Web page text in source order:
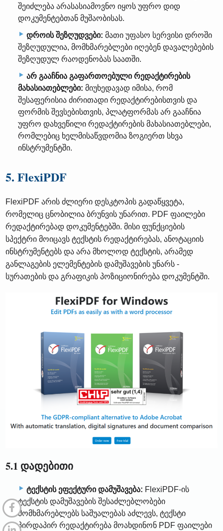
შეიძლება არასასიამოვნო იყოს უფრო დიდ
დოკუმენტებთან მუშაობისას.
დროის შეზღუდვები: მათი უფასო სერვისი დროში
შეზღუდულია, მომხმარებლები იღებენ დავალებების
შეზღუდულ რაოდენობას საათში.
არ გააჩნია გაფართოებული რედაქტირების
მახასიათებლები: მიუხედავად იმისა, რომ
შესაფერისია ძირითადი რედაქტირებისთვის და
ფორმის შევსებისთვის, პლატფორმას არ გააჩნია
უფრო დახვეწილი რედაქტირების მახასიათებლები,
რომლებიც ხელმისაწვდომია ზოგიერთ სხვა
ინსტრუმენტში.
5. FlexiPDF
FlexiPDF არის ძლიერი დესკტოპის გადაწყვეტა,
რომელიც ცნობილია ბრუნვის უნარით. PDF ფაილები
რედაქტირებად დოკუმენტებში. მისი ფუნქციების
სპექტრი მოიცავს ტექსტის რედაქტირებას, ანოტაციის
ინსტრუმენტებს და არა მხოლოდ ტექსტის, არამედ
განლაგების ელემენტების დამუშავების უნარს -
სურათების და გრაფიკის პოზიციონირება დოკუმენტში.
5.1 დადებითი
ტექსტის ეფექტური დამუშავება: FlexiPDF-ის
ტექსტის დამუშავების შესაძლებლობები
მომხმარებლებს საშუალებას აძლევს, ტექსტი
პირდაპირ რედაქტირება მოახდინონ PDF ფაილები